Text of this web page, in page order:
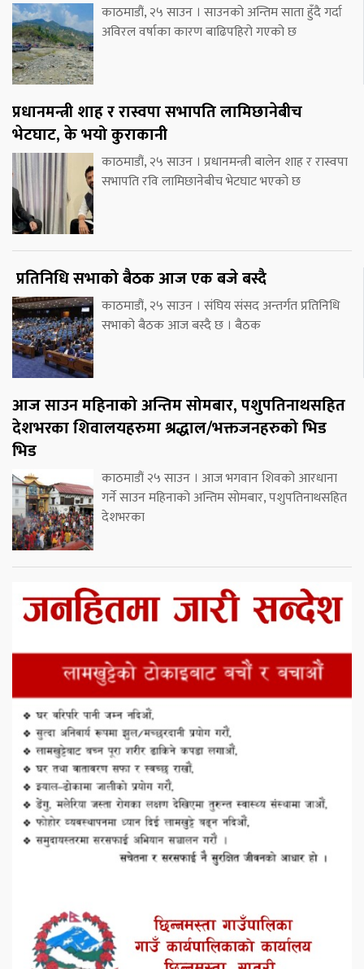
काठमाडौं, २५ साउन । साउनको अन्तिम साता हुँदै गर्दा
अविरल वर्षाका कारण बाढिपहिरो गएको छ
प्रधानमन्त्री शाह र रास्वपा सभापति लामिछानेबीच
भेटघाट, के भयो कुराकानी
काठमाडौं, २५ साउन । प्रधानमन्त्री बालेन शाह र रास्वपा
सभापति रवि लामिछानेबीच भेटघाट भएको छ
प्रतिनिधि सभाको बैठक आज एक बजे बस्दै
काठमाडौं, २५ साउन । संघिय संसद अन्तर्गत प्रतिनिधि
सभाको बैठक आज बस्दै छ । बैठक
आज साउन महिनाको अन्तिम सोमबार, पशुपतिनाथसहित
देशभरका शिवालयहरुमा श्रद्धाल/भक्तजनहरुको भिड
भिड
काठमाडौं २५ साउन । आज भगवान शिवको आरधाना
गर्ने साउन महिनाको अन्तिम सोमबार, पशुपतिनाथसहित
देशभरका